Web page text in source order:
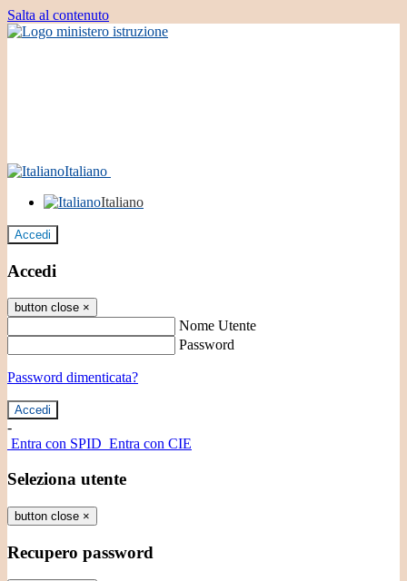
Salta al contenuto
Italiano
Italiano
Accedi
Accedi
button close ×
Nome Utente
Password
Password dimenticata?
-
Entra con SPID Entra con CIE
Seleziona utente
button close ×
Recupero password